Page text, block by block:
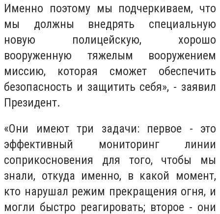
Именно поэтому мы подчеркиваем, что
мы должны внедрять специальную
новую полицейскую, хорошо
вооруженную тяжелым вооружением
миссию, которая сможет обеспечить
безопасность и защитить себя», - заявил
Президент.
«Они имеют три задачи: первое - это
эффективный мониторинг линии
соприкосновения для того, чтобы мы
знали, откуда именно, в какой момент,
кто нарушал режим прекращения огня, и
могли быстро реагировать; второе - они